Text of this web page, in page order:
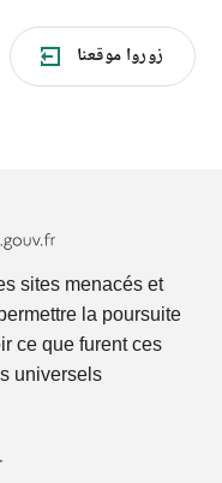
زوروا موقعنا
sites menacés et
la poursuite
ce que furent ces
universels.